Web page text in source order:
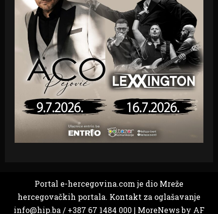
Portal e-hercegovina.com je dio Mreže
hercegovačkih portala. Kontakt za oglašavanje
info@hip.ba / +387 67 1484 000 | MoreNewsby AF